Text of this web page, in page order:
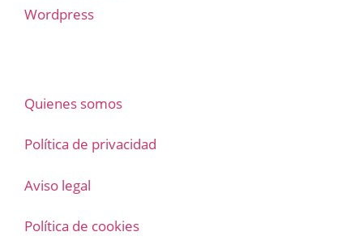
Wordpress
Quienes somos
Política de privacidad
Aviso legal
Política de cookies